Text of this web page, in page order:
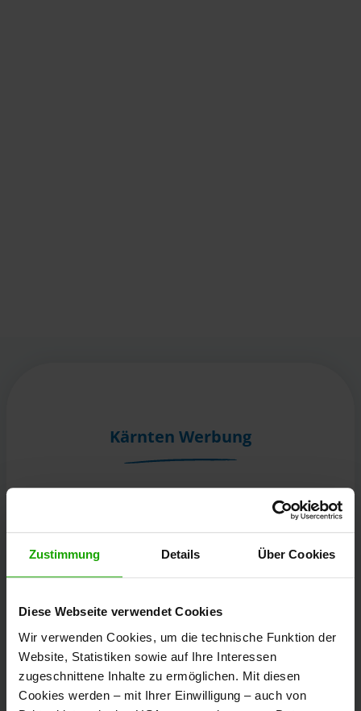
Zustimmung Details Über Cookies
Diese Webseite verwendet Cookies
Wir verwenden Cookies, um die technische Funktion der
Website, Statistiken sowie auf Ihre Interessen
zugeschnittene Inhalte zu ermöglichen. Mit diesen
Cookies werden – mit Ihrer Einwilligung – auch von
Kärnten Werbung
Österreich
+43/463/3000
info@kaernten.at
Bleibe informiert!